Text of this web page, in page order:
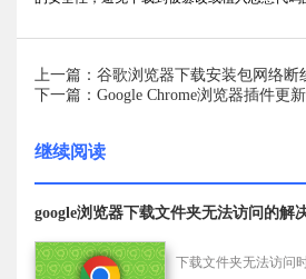
上一篇：谷歌浏览器下载安装包网络断
下一篇：Google Chrome浏览器插件更
继续阅读
google浏览器下载文件夹无法访问的解
下载文件夹无法访问